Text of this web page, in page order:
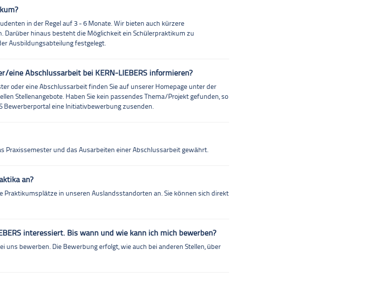
in der Regel auf 3 - 6 Monate. Wir bieten auch kürzere
Darüber hinaus besteht die Möglichkeit ein Schülerpraktikum zu
Ausbildungsabteilung festgelegt.
eine Abschlussarbeit bei KERN-LIEBERS informieren?
oder eine Abschlussarbeit finden Sie auf unserer Homepage unter der
Stellenangebote. Haben Sie kein passendes Thema/Projekt gefunden, so
Bewerberportal eine Initiativbewerbung zusenden.
Praxissemester und das Ausarbeiten einer Abschlussarbeit gewährt.
an?
Praktikumsplätze in unseren Auslandsstandorten an. Sie können sich direkt
interessiert. Bis wann und wie kann ich mich bewerben?
uns bewerben. Die Bewerbung erfolgt, wie auch bei anderen Stellen, über